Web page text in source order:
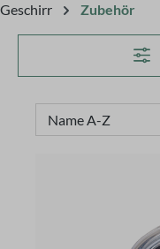
Geschirr Zubehör